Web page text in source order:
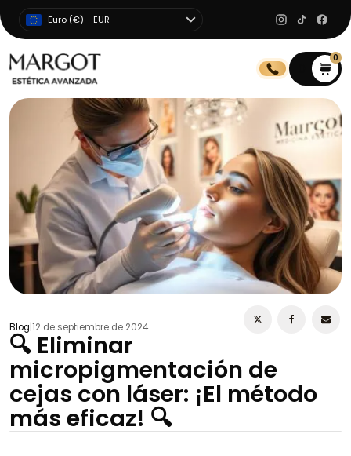
Euro (€) - EUR
0
Blog 12 de septiembre de 2024
🔍 Eliminar
micropigmentación de
cejas con láser: ¡El método
más eficaz! 🔍